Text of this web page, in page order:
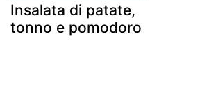
Insalata di patate,
tonno e pomodoro